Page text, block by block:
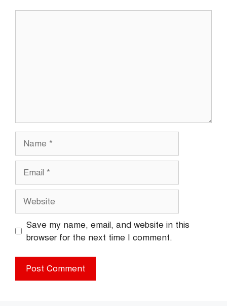
Save my name, email, and website in this
browser for the next time I comment.